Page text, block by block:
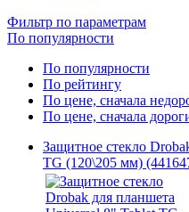
Фильтр по параметрам
По популярности
По популярности
По рейтингу
По цене, сначала
По цене, сначала
Защитное стекло
TG (120\205 мм)